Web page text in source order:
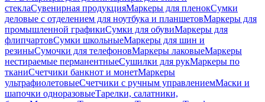
стеклаСувенирная продукцияМаркеры для пленокСумки
деловые с отделением для ноутбука и планшетовМаркеры для
промышленной графикиСумки для обувиМаркеры для
флипчартовСумки школьныеМаркеры для шин и
резиныСумочки для телефоновМаркеры лаковыеМаркеры
нестираемые перманентныеСушилки для рукМаркеры по
тканиСчетчики банкнот и монетМаркеры
ультрафиолетовыеСчетчики с ручным управлениемМаски и
шапочки одноразовыеТарелки, салатники,